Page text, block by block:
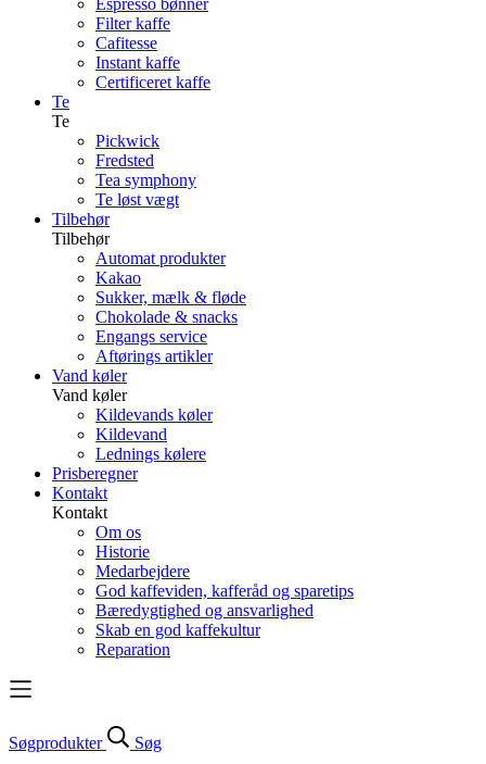
Espresso bønner
Filter kaffe
Cafitesse
Instant kaffe
Certificeret kaffe
Te
Te
Pickwick
Fredsted
Tea symphony
Te løst vægt
Tilbehør
Tilbehør
Automat produkter
Kakao
Sukker, mælk & fløde
Chokolade & snacks
Engangs service
Aftørings artikler
Vand køler
Vand køler
Kildevands køler
Kildevand
Lednings kølere
Prisberegner
Kontakt
Kontakt
Om os
Historie
Medarbejdere
God kaffeviden, kafferåd og sparetips
Bæredygtighed og ansvarlighed
Skab en god kaffekultur
Reparation
Søgprodukter Søg